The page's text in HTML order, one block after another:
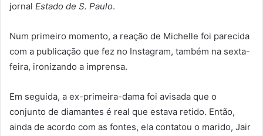
jornal Estado de S. Paulo.
Num primeiro momento, a reação de Michelle foi parecida
com a publicação que fez no Instagram, também na sexta-
feira, ironizando a imprensa.
Em seguida, a ex-primeira-dama foi avisada que o
conjunto de diamantes é real que estava retido. Então,
ainda de acordo com as fontes, ela contatou o marido, Jair